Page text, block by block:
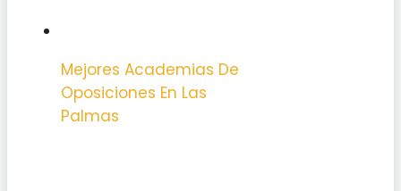
Mejores Academias De
Oposiciones En Las
Palmas